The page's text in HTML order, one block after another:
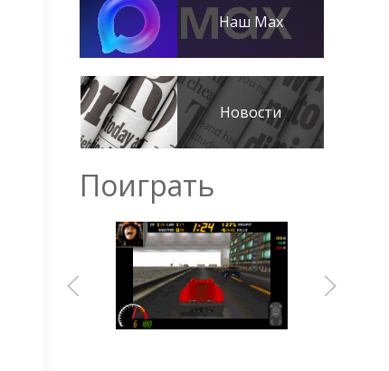
Наш Max
Новости
Поиграть